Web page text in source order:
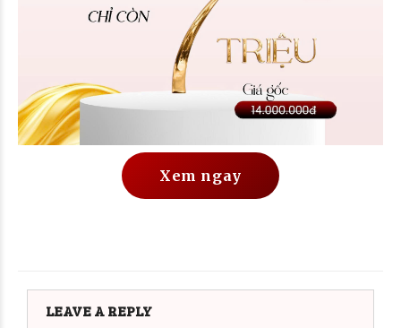
Xem ngay
LEAVE A REPLY